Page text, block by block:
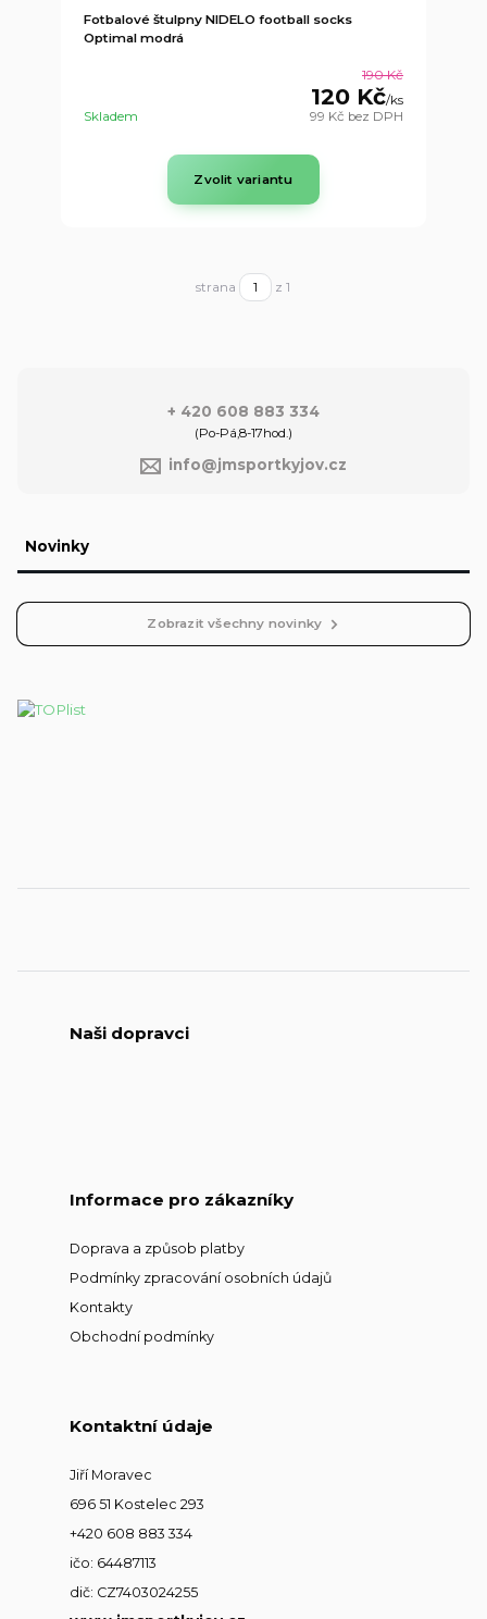
Fotbalové štulpny NIDELO football socks
Optimal modrá
190 Kč
120 Kč/ks
99 Kč bez DPH
Skladem
Zvolit variantu
strana z 1
+ 420 608 883 334
(Po-Pá,8-17hod.)
info@jmsportkyjov.cz
Novinky
Zobrazit všechny novinky
Naši dopravci
Informace pro zákazníky
Doprava a způsob platby
Podmínky zpracování osobních údajů
Kontakty
Obchodní podmínky
Kontaktní údaje
Jiří Moravec
696 51 Kostelec 293
+420 608 883 334
ičo: 64487113
dič: CZ7403024255